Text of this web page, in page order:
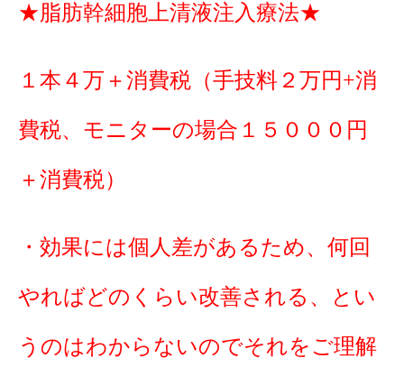
★脂肪幹細胞上清液注入療法★
１本４万＋消費税（手技料２万円+消
費税、モニターの場合１５０００円
＋消費税）
・効果には個人差があるため、何回
やればどのくらい改善される、とい
うのはわからないのでそれをご理解